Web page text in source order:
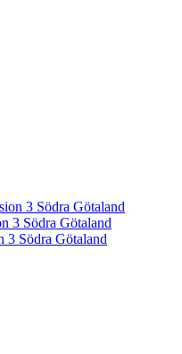
3 Södra Götaland
3 Södra Götaland
3 Södra Götaland